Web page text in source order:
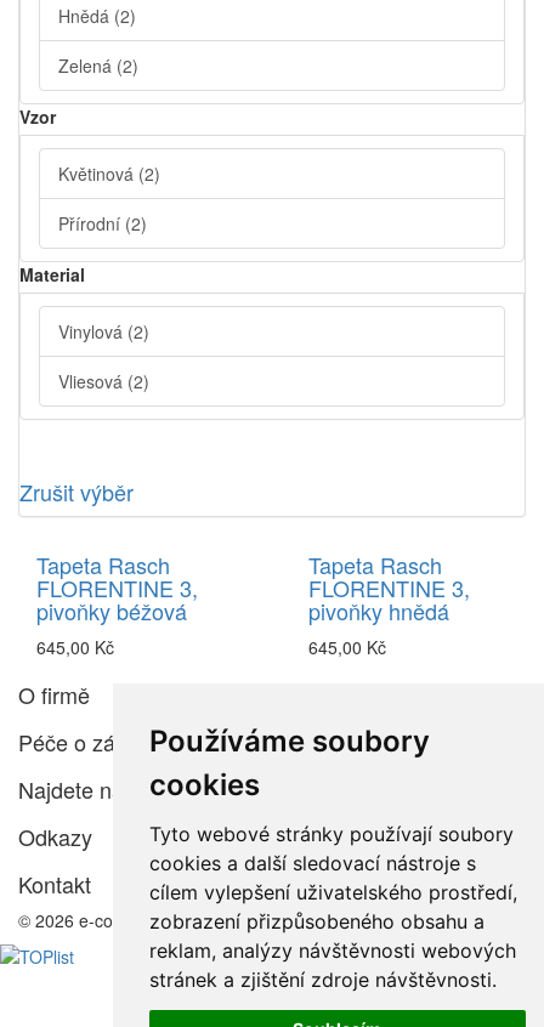
Používáme soubory
cookies
Tyto webové stránky používají soubory
cookies a další sledovací nástroje s
cílem vylepšení uživatelského prostředí,
zobrazení přizpůsobeného obsahu a
reklam, analýzy návštěvnosti webových
stránek a zjištění zdroje návštěvnosti.
Hnědá (2)
Zelená (2)
Vzor
Květinová (2)
Přírodní (2)
Material
Vinylová (2)
Vliesová (2)
Zrušit výběr
Tapeta Rasch
FLORENTINE 3,
pivoňky béžová
645,00 Kč
Tapeta Rasch
FLORENTINE 3,
pivoňky hnědá
645,00 Kč
O firmě
Péče o zákazníka
Najdete nás
Odkazy
Kontakt
© 2026 e-color.cz